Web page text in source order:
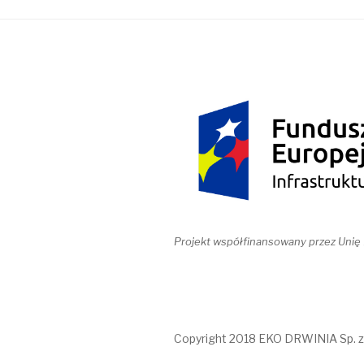
Projekt współfinansowany przez
Copyright 2018 EKO DRWINIA